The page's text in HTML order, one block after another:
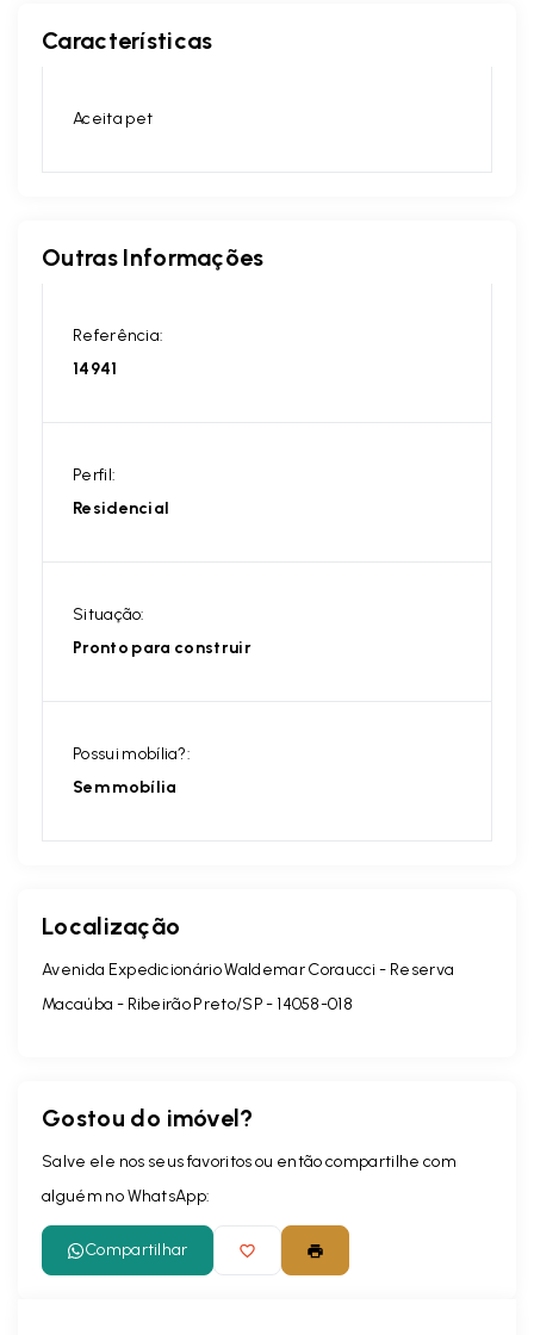
Características
Aceita pet
Outras Informações
Referência:
14941
Perfil:
Residencial
Situação:
Pronto para construir
Possui mobília?:
Sem mobília
Localização
Avenida Expedicionário Waldemar Coraucci - Reserva
Macaúba - Ribeirão Preto/SP - 14058-018
Gostou do imóvel?
Salve ele nos seus favoritos ou então compartilhe com
alguém no WhatsApp:
Compartilhar